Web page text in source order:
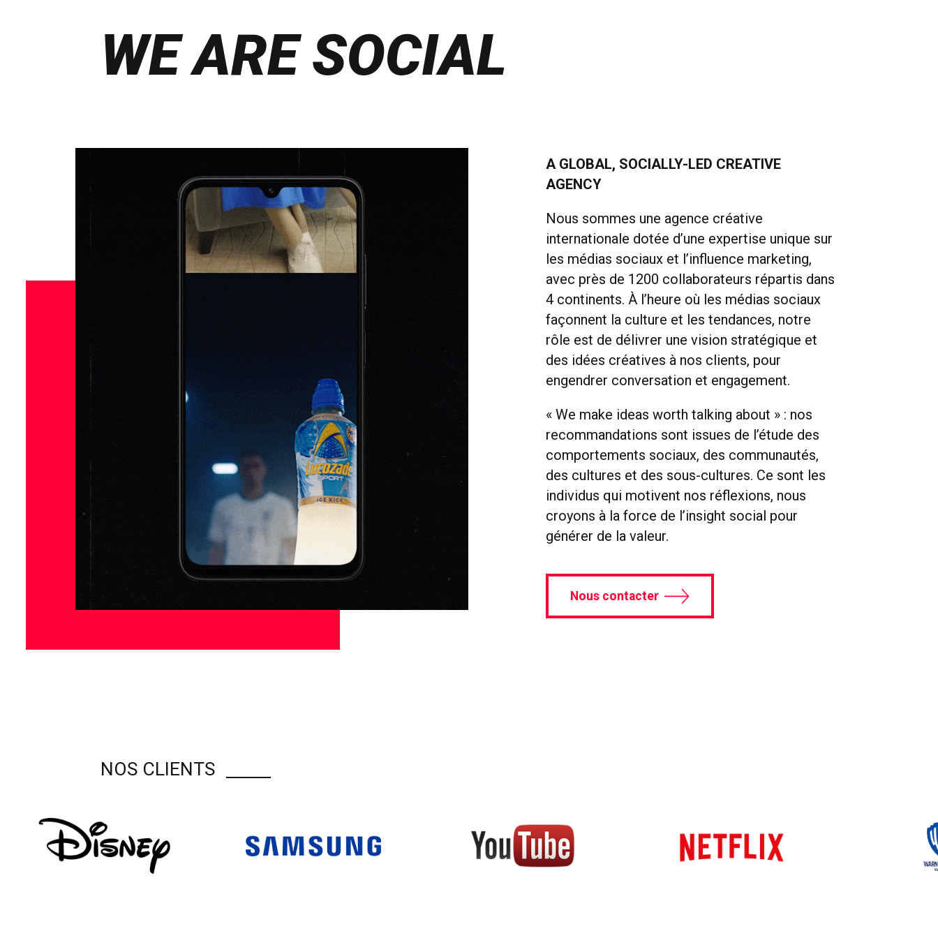
WE ARE SOCIAL
A GLOBAL, SOCIALLY-LED CREATIVE
AGENCY
Nous sommes une agence créative
internationale dotée d’une expertise unique sur
les médias sociaux et l’influence marketing,
avec près de 1200 collaborateurs répartis dans
4 continents. À l’heure où les médias sociaux
façonnent la culture et les tendances, notre
rôle est de délivrer une vision stratégique et
des idées créatives à nos clients, pour
engendrer conversation et engagement.
« We make ideas worth talking about » : nos
recommandations sont issues de l’étude des
comportements sociaux, des communautés,
des cultures et des sous-cultures. Ce sont les
individus qui motivent nos réflexions, nous
croyons à la force de l’insight social pour
générer de la valeur.
Nous contacter
NOS CLIENTS